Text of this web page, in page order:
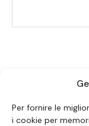
Per fornire le
i cookie per